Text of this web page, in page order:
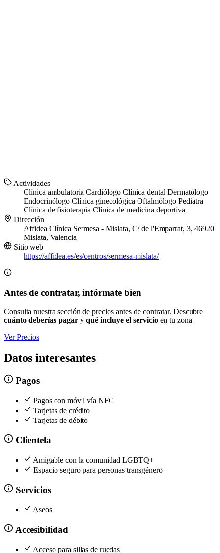
Actividades
Clínica ambulatoria Cardiólogo Clínica dental Dermatólogo
Endocrinólogo Clínica ginecológica Oftalmólogo Pediatra
Clínica de fisioterapia Clínica de medicina deportiva
Dirección
Affidea Clínica Sermesa - Mislata, C/ de l'Emparrat, 3, 46920
Mislata, Valencia
Sitio web
https://affidea.es/es/centros/sermesa-mislata/
Antes de contratar, infórmate bien
Consulta nuestra sección de precios antes de contratar. Descubre
cuánto deberías pagar y qué incluye el servicio en tu zona.
Ver Precios
Datos interesantes
Pagos
Pagos con móvil vía NFC
Tarjetas de crédito
Tarjetas de débito
Clientela
Amigable con la comunidad LGBTQ+
Espacio seguro para personas transgénero
Servicios
Aseos
Accesibilidad
Acceso para sillas de ruedas